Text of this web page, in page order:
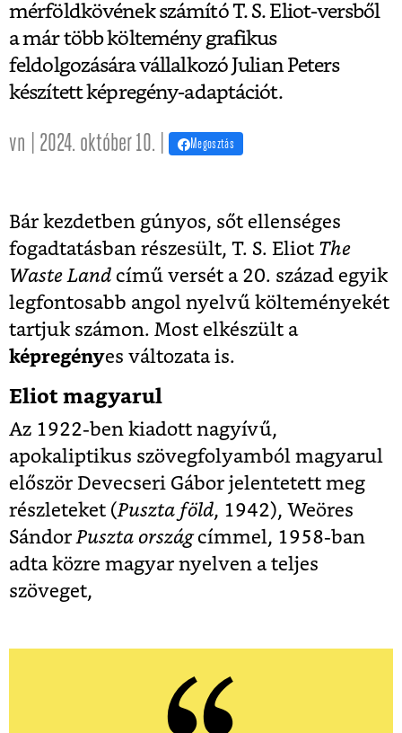
mérföldkövének számító T. S. Eliot-versből
a már több költemény grafikus
feldolgozására vállalkozó Julian Peters
készített képregény-adaptációt.
vn | 2024. október 10. | Megosztás
Bár kezdetben gúnyos, sőt ellenséges
fogadtatásban részesült, T. S. Eliot The
Waste Land című versét a 20. század egyik
legfontosabb angol nyelvű költeményekét
tartjuk számon. Most elkészült a
képregényes változata is.
Eliot magyarul
Az 1922-ben kiadott nagyívű,
apokaliptikus szövegfolyamból magyarul
először Devecseri Gábor jelentetett meg
részleteket (Puszta föld, 1942), Weöres
Sándor Puszta országcímmel, 1958-ban
adta közre magyar nyelven a teljes
szöveget,